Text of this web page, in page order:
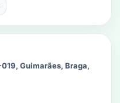
Guimarães, Braga,